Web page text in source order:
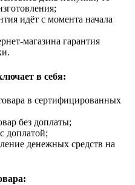
идёт с момента начала
магазина гарантия
в себя:
в сертифицированных
без доплаты;
доплатой;
денежных средств на